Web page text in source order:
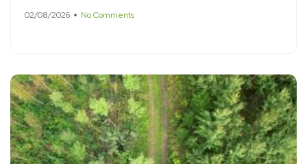
02/08/2026 No Comments